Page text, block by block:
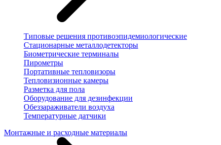
Типовые решения противоэпидемиологические
Стационарные металлодетекторы
Биометрические терминалы
Пирометры
Портативные тепловизоры
Тепловизионные камеры
Разметка для пола
Оборудование для дезинфекции
Обеззараживатели воздуха
Температурные датчики
Монтажные и расходные материалы